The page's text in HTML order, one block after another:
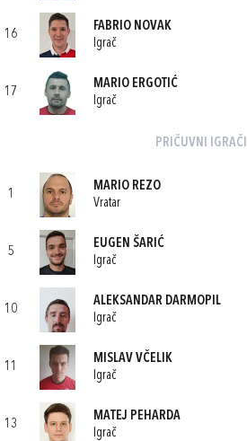
16
FABRIO NOVAK
Igrač
17
MARIO ERGOTIĆ
Igrač
PRIČUVNI IGRAČI
1
MARIO REZO
Vratar
5
EUGEN ŠARIĆ
Igrač
10
ALEKSANDAR DARMOPIL
Igrač
11
MISLAV VČELIK
Igrač
13
MATEJ PEHARDA
Igrač